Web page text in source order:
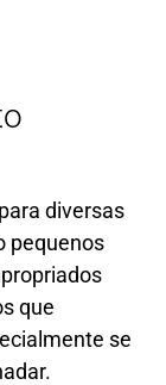
diversas
pequenos
que
se